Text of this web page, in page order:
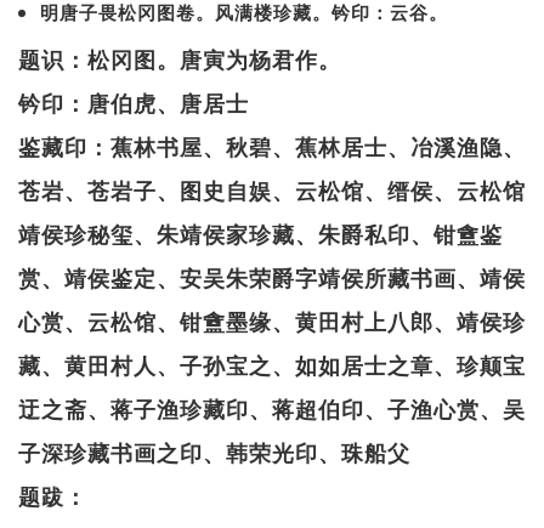
明唐子畏松冈图卷。风满楼珍藏。钤印：云谷。
题识：松冈图。唐寅为杨君作。
钤印：唐伯虎、唐居士
鉴藏印：蕉林书屋、秋碧、蕉林居士、冶溪渔隐、
苍岩、苍岩子、图史自娱、云松馆、缙侯、云松馆
靖侯珍秘玺、朱靖侯家珍藏、朱爵私印、钳盦鉴
赏、靖侯鉴定、安吴朱荣爵字靖侯所藏书画、靖侯
心赏、云松馆、钳盦墨缘、黄田村上八郎、靖侯珍
藏、黄田村人、子孙宝之、如如居士之章、珍颠宝
迂之斋、蒋子渔珍藏印、蒋超伯印、子渔心赏、吴
子深珍藏书画之印、韩荣光印、珠船父
题跋：